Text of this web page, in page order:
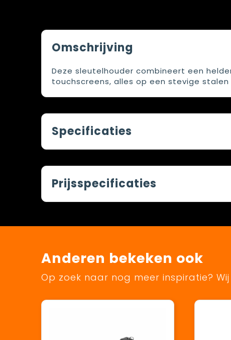
Omschrijving
Deze sleutelhouder combineert een
touchscreens, alles op een stevige stalen
Specificaties
Prijsspecificaties
Anderen bekeken ook
Op zoek naar nog meer inspiratie?